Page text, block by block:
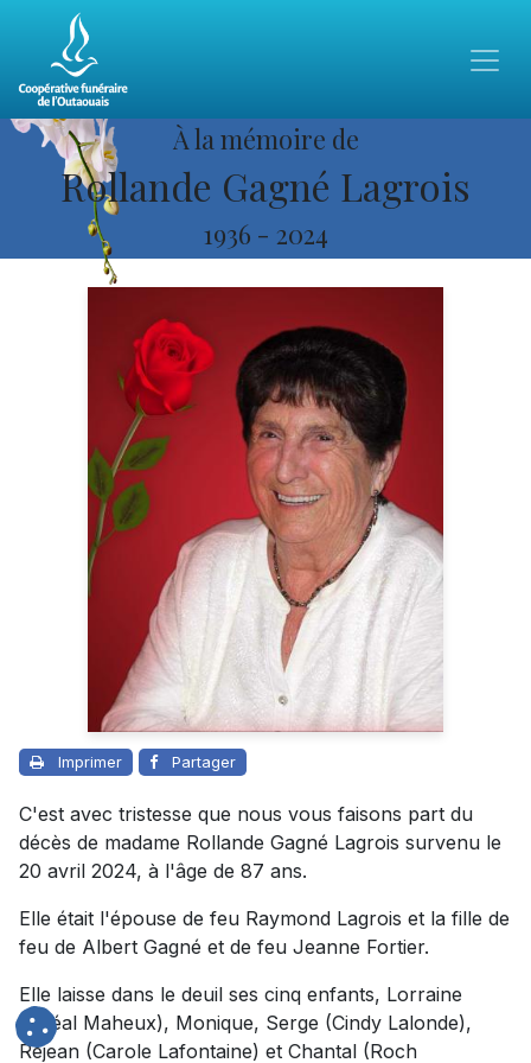
À la mémoire de
Rollande Gagné Lagrois
1936 - 2024
Imprimer Partager
C'est avec tristesse que nous vous faisons part du
décès de madame Rollande Gagné Lagrois survenu le
20 avril 2024, à l'âge de 87 ans.
Elle était l'épouse de feu Raymond Lagrois et la fille de
feu de Albert Gagné et de feu Jeanne Fortier.
Elle laisse dans le deuil ses cinq enfants, Lorraine
(Rhéal Maheux), Monique, Serge (Cindy Lalonde),
Réjean (Carole Lafontaine) et Chantal (Roch